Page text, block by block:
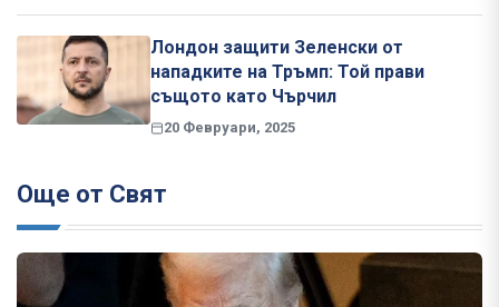
Лондон защити Зеленски от
нападките на Тръмп: Той прави
същото като Чърчил
20 Февруари, 2025
Още от Свят